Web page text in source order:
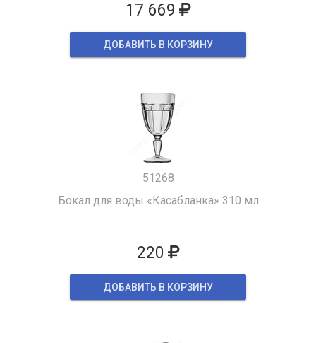
17 669
ДОБАВИТЬ В КОРЗИНУ
51268
Бокал для воды «Касабланка» 310 мл
220
ДОБАВИТЬ В КОРЗИНУ